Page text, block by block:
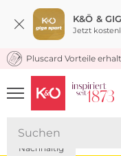
K&Ö &
Jetzt
Pluscard Vorteile
UNSERE APP
CLICK &
Nachhaltig